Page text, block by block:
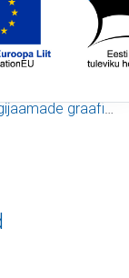
graafikud